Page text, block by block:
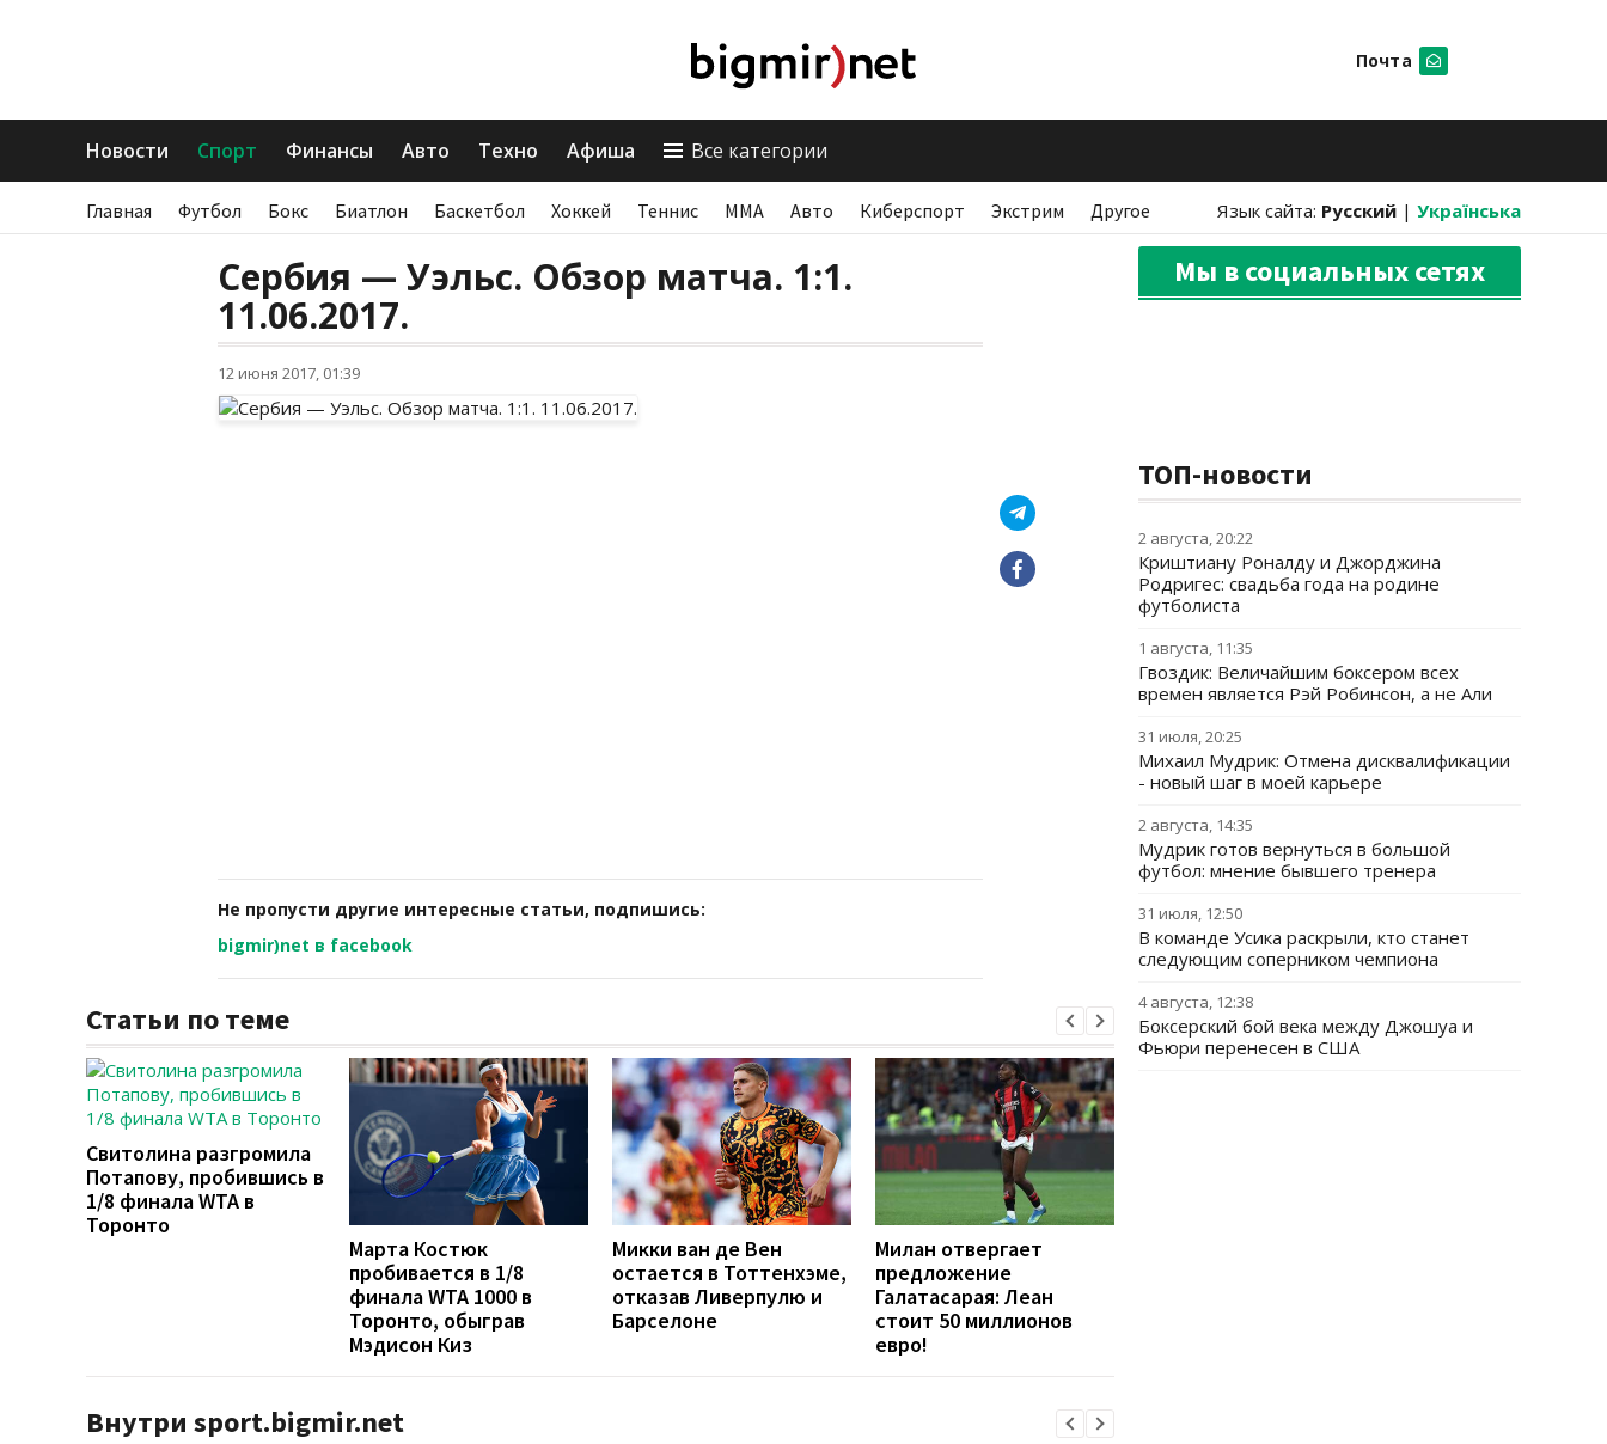
Почта
Новости Спорт Финансы Авто Техно Афиша Все категории
Главная Футбол Бокс Биатлон Баскетбол Хоккей Теннис ММА Авто Киберспорт Экстрим Другое Язык сайта: Русский | Українська
Сербия — Уэльс. Обзор матча. 1:1.
11.06.2017.
12 июня 2017, 01:39
Не пропусти другие интересные статьи, подпишись:
bigmir)net в facebook
Статьи по теме
Свитолина разгромила
Потапову, пробившись в
1/8 финала WTA в
Торонто
Марта Костюк
пробивается в 1/8
финала WTA 1000 в
Торонто, обыграв
Мэдисон Киз
Микки ван де Вен
остается в Тоттенхэме,
отказав Ливерпулю и
Барселоне
Милан отвергает
предложение
Галатасарая: Леан
стоит 50 миллионов
евро!
Внутри sport.bigmir.net
Мы в социальных сетях
ТОП-новости
2 августа, 20:22
Криштиану Роналду и Джорджина
Родригес: свадьба года на родине
футболиста
1 августа, 11:35
Гвоздик: Величайшим боксером всех
времен является Рэй Робинсон, а не Али
31 июля, 20:25
Михаил Мудрик: Отмена дисквалификации
- новый шаг в моей карьере
2 августа, 14:35
Мудрик готов вернуться в большой
футбол: мнение бывшего тренера
31 июля, 12:50
В команде Усика раскрыли, кто станет
следующим соперником чемпиона
4 августа, 12:38
Боксерский бой века между Джошуа и
Фьюри перенесен в США